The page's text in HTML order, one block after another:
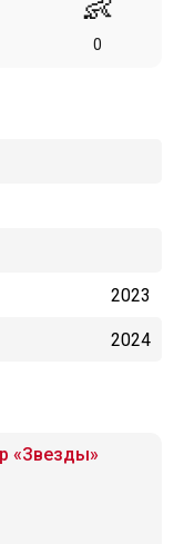
👶
0
2023
2024
«Звезды»